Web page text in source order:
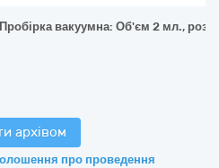
вакуумна: Об'єм 2 мл.,
архівом
про проведення